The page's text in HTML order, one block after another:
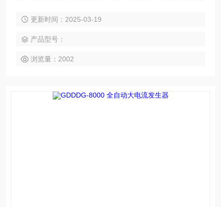
点，被广泛用于电力、铁路、石化、冶金和矿山等企业的科
更新时间：2025-03-19
产品型号：
浏览量：2002